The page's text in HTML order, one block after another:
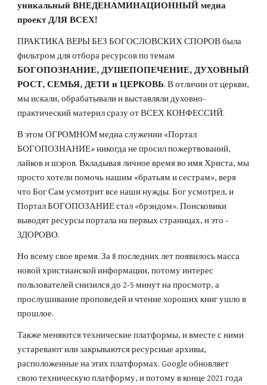
уникальный ВНЕДЕНАМИНАЦИОННЫЙ медиа
проект ДЛЯ ВСЕХ!
ПРАКТИКА ВЕРЫ БЕЗ БОГОСЛОВСКИХ СПОРОВ была
БОГОПОЗНАНИЕ, ДУШЕПОПЕЧЕНИЕ, ДУХОВНЫЙ
РОСТ, СЕМЬЯ, ДЕТИ и ЦЕРКОВЬ. В отличии от церкви,
мы искали, обрабатывали и выставляли духовно-
практический материл сразу от ВСЕХ КОНФЕССИЙ.
В этом ОГРОМНОМ медиа служении «Портал
БОГОПОЗНАНИЕ» никогда не просил пожертвований,
лайков и шэров. Вкладывая личное время во имя Христа, мы
просто хотели помочь нашим «братьям и сестрам», веря
что Бог Сам усмотрит все наши нужды. Бог усмотрел, и
Портал БОГОПОЗАНИЕ стал «брэндом». Поисковики
выводят ресурсы портала на первых страницах, и это -
ЗДОРОВО.
Но всему свое время. За 8 последних лет появилось масса
новой христианской информации, потому интерес
пользователей снизился до 2-5 минут на просмотр, а
прослушивание проповедей и чтение хороших книг ушло в
прошлое.
Также меняются технические платформы, и вместе с ними
устаревают или закрываются ресурсные архивы,
расположенные на этих платформах. Google обновляет
свою техническую платформу, и потому в конце 2021 года